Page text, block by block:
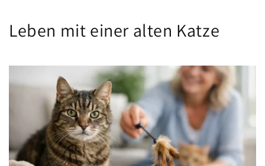
Leben mit einer alten Katze